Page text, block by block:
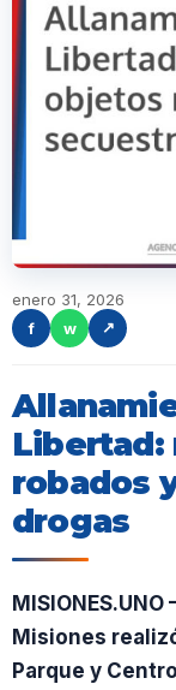
enero 31, 2026
f
w ↗
Libertad:
robados
drogas
Misiones
Parque y